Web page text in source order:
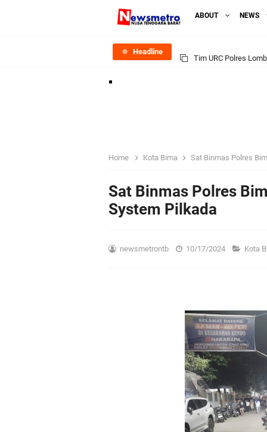
ABOUT NEWS
Headline
Kapolsek Lingsar
Kapolda NTB
Kapolda NTB
Kapolda NTB
Polda NTB Perkuat
Home Kota Bima Sat Binmas Polres
Sat Binmas Polres
System Pilkada
newsmetrontb 10/17/2024 Kota